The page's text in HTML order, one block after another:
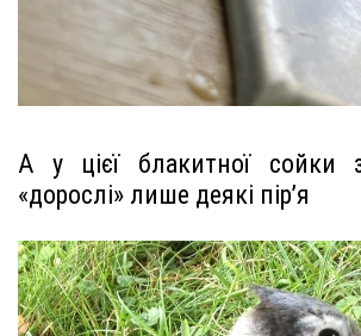
А у цієї блакитної сойки
«дорослі» лише деякі пір’я